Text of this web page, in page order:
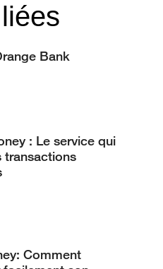
Bank
: Le service qui
transactions
Comment